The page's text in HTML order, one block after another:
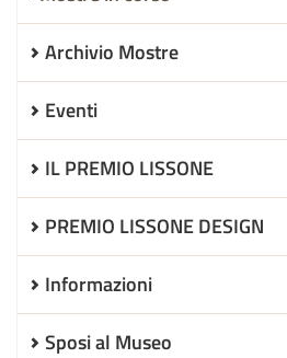
Archivio Mostre
Eventi
IL PREMIO LISSONE
PREMIO LISSONE DESIGN
Informazioni
Sposi al Museo